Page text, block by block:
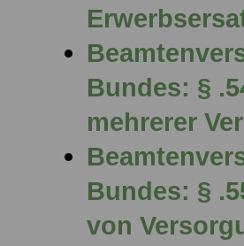
Bundes: §
mehrerer
Bundes: §
von